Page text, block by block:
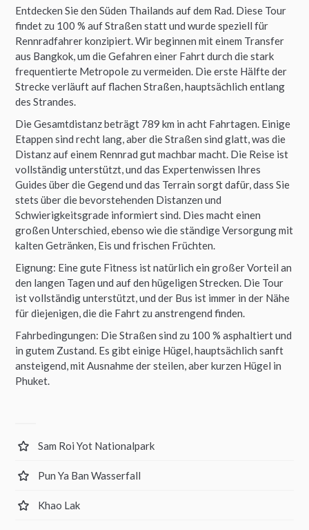
Entdecken Sie den Süden Thailands auf dem Rad. Diese Tour
findet zu 100 % auf Straßen statt und wurde speziell für
Rennradfahrer konzipiert. Wir beginnen mit einem Transfer
aus Bangkok, um die Gefahren einer Fahrt durch die stark
frequentierte Metropole zu vermeiden. Die erste Hälfte der
Strecke verläuft auf flachen Straßen, hauptsächlich entlang
des Strandes.
Die Gesamtdistanz beträgt 789 km in acht Fahrtagen. Einige
Etappen sind recht lang, aber die Straßen sind glatt, was die
Distanz auf einem Rennrad gut machbar macht. Die Reise ist
vollständig unterstützt, und das Expertenwissen Ihres
Guides über die Gegend und das Terrain sorgt dafür, dass Sie
stets über die bevorstehenden Distanzen und
Schwierigkeitsgrade informiert sind. Dies macht einen
großen Unterschied, ebenso wie die ständige Versorgung mit
kalten Getränken, Eis und frischen Früchten.
Eignung: Eine gute Fitness ist natürlich ein großer Vorteil an
den langen Tagen und auf den hügeligen Strecken. Die Tour
ist vollständig unterstützt, und der Bus ist immer in der Nähe
für diejenigen, die die Fahrt zu anstrengend finden.
Fahrbedingungen: Die Straßen sind zu 100 % asphaltiert und
in gutem Zustand. Es gibt einige Hügel, hauptsächlich sanft
ansteigend, mit Ausnahme der steilen, aber kurzen Hügel in
Phuket.
Sam Roi Yot Nationalpark
Pun Ya Ban Wasserfall
Khao Lak